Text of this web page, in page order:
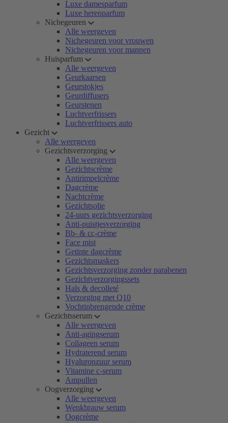
Luxe damesparfum
Luxe herenparfum
Nichegeuren
Alle weergeven
Nichegeuren voor vrouwen
Nichegeuren voor mannen
Huisparfum
Alle weergeven
Geurkaarsen
Geurstokjes
Geurdiffusers
Geurstenen
Luchtverfrissers
Luchtverfrissers auto
Gezicht
Alle weergeven
Gezichtsverzorging
Alle weergeven
Gezichtscrème
Antirimpelcrème
Dagcrème
Nachtcrème
Gezichtsolie
24-uurs gezichtsverzorging
Anti-puistjesverzorging
Bb- & cc-crème
Face mist
Getinte dagcrème
Gezichtsmaskers
Gezichtsverzorging zonder parabenen
Gezichtverzorgingssets
Hals & decolleté
Verzorging met Q10
Vochtinbrengende crème
Gezichtsserum
Alle weergeven
Anti-agingserum
Collageen serum
Hydraterend serum
Hyaluronzuur serum
Vitamine c-serum
Ampullen
Oogverzorging
Alle weergeven
Wenkbrauw serum
Oogcrème